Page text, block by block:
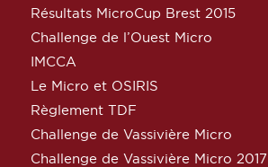
Résultats MicroCup Brest 2015
Challenge de l’Ouest Micro
IMCCA
Le Micro et OSIRIS
Règlement TDF
Challenge de Vassivière Micro
Challenge de Vassivière Micro 2017